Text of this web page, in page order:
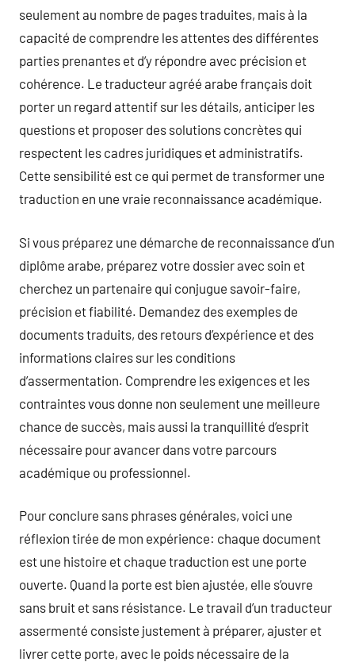
seulement au nombre de pages traduites, mais à la
capacité de comprendre les attentes des différentes
parties prenantes et d’y répondre avec précision et
cohérence. Le traducteur agréé arabe français doit
porter un regard attentif sur les détails, anticiper les
questions et proposer des solutions concrètes qui
respectent les cadres juridiques et administratifs.
Cette sensibilité est ce qui permet de transformer une
traduction en une vraie reconnaissance académique.
Si vous préparez une démarche de reconnaissance d’un
diplôme arabe, préparez votre dossier avec soin et
cherchez un partenaire qui conjugue savoir-faire,
précision et fiabilité. Demandez des exemples de
documents traduits, des retours d’expérience et des
informations claires sur les conditions
d’assermentation. Comprendre les exigences et les
contraintes vous donne non seulement une meilleure
chance de succès, mais aussi la tranquillité d’esprit
nécessaire pour avancer dans votre parcours
académique ou professionnel.
Pour conclure sans phrases générales, voici une
réflexion tirée de mon expérience: chaque document
est une histoire et chaque traduction est une porte
ouverte. Quand la porte est bien ajustée, elle s’ouvre
sans bruit et sans résistance. Le travail d’un traducteur
assermenté consiste justement à préparer, ajuster et
livrer cette porte, avec le poids nécessaire de la